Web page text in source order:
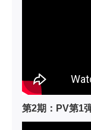
第2期：PV第1